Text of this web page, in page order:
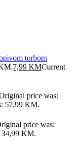
torbom
7,99 KMCurrent
price was:
57,99 KM.
price was:
34,99 KM.